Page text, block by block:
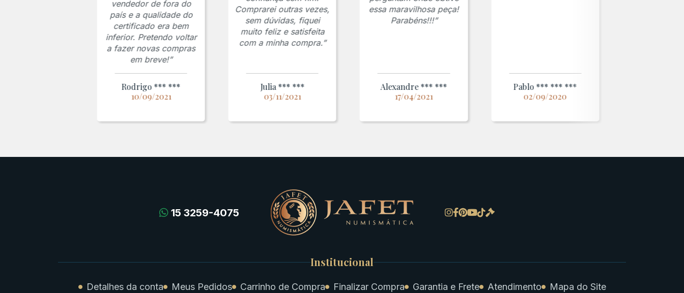
vendedor de fora do
país e a qualidade do
certificado era bem
inferior. Pretendo voltar
a fazer novas compras
em breve!”
Rodrigo *** ***
10/09/2021
Comprarei outras vezes,
sem dúvidas, fiquei
muito feliz e satisfeita
com a minha compra.”
Julia *** ***
03/11/2021
essa maravilhosa peça!
Parabéns!!!”
Alexandre *** ***
17/04/2021
Pablo *** *** ***
02/09/2020
15 3259-4075
Institucional
Detalhes da conta Meus Pedidos Carrinho de Compra Finalizar Compra Garantia e Frete Atendimento Mapa do Site